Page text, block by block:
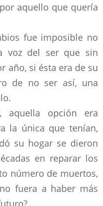
aquello que quería
fue imposible no
voz del ser que sin
año, si ésta era de su
de no ser así, una
aquella opción era
la única que tenían,
su hogar se dieron
en reparar los
número de muertos,
fuera a haber más